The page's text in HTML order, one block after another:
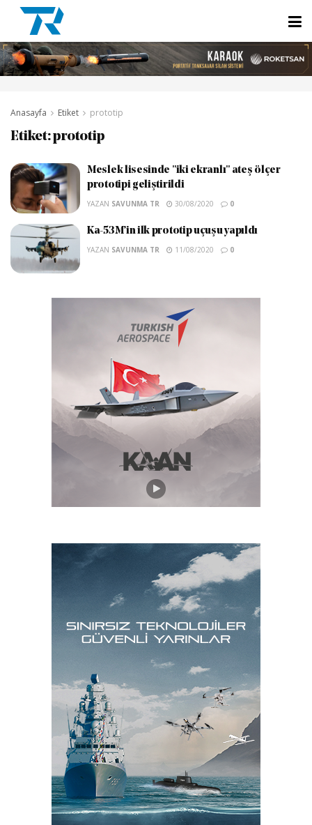
Anasayfa Etiket prototip
Etiket:prototip
Meslek lisesinde "iki ekranlı" ateş ölçer
prototipi geliştirildi
YAZAN SAVUNMA TR 30/08/2020 0
Ka-53M’in ilk prototip uçuşu yapıldı
YAZAN SAVUNMA TR 11/08/2020 0